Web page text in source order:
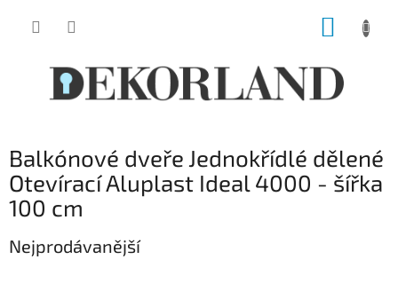
Balkónové dveře Jednokřídlé dělené
Otevírací Aluplast Ideal 4000 - šířka
100 cm
Nejprodávanější